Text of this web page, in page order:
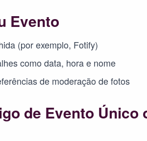
Evento
(por exemplo, Fotify)
como data, hora e nome
de moderação de fotos
de Evento Único